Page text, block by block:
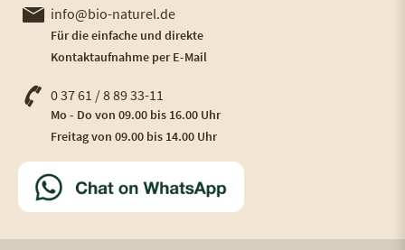
info@bio-naturel.de
Für die einfache und direkte
Kontaktaufnahme per E-Mail
0 37 61 / 8 89 33-11
Mo - Do von 09.00 bis 16.00 Uhr
Freitag von 09.00 bis 14.00 Uhr